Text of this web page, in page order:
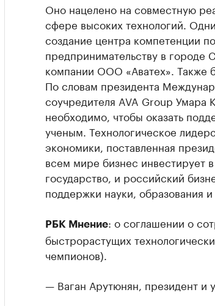
Оно нацелено на совместную
сфере высоких технологий.
создание центра компетенции
предпринимательству в городе
компании ООО «Аватех». Также
По словам президента
соучредителя AVA Group Умара
необходимо, чтобы оказать
ученым. Технологическое
экономики, поставленная
всем мире бизнес инвестирует
государство, и российский
поддержки науки, образования и
РБК Мнение: о соглашении о
быстрорастущих
чемпионов).
— Ваган Арутюнян, президент и